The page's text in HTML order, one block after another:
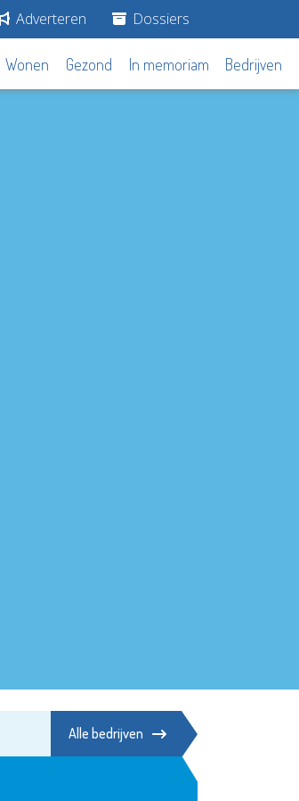
Adverteren Dossiers
Wonen Gezond In memoriam Bedrijven
Alle bedrijven